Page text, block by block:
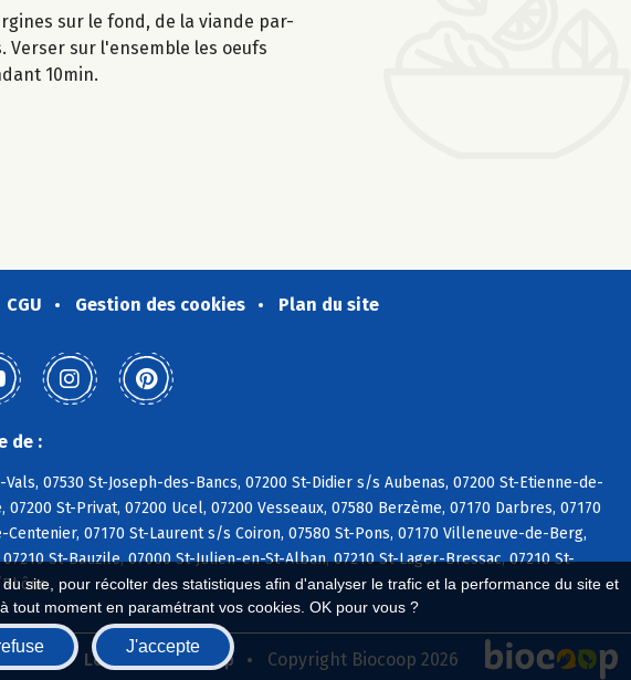
site, pour récolter des statistiques afin d'analyser le trafic et la performance du site et
tout moment en paramétrant vos cookies. OK pour vous ?
J'accepte
sur le fond, de la viande par-
Verser sur l'ensemble les oeufs
10min.
CGU Gestion des cookies Plan du site
de :
07530 St-Joseph-des-Bancs, 07200 St-Didier s/s Aubenas, 07200 St-Etienne-de-
St-Privat, 07200 Ucel, 07200 Vesseaux, 07580 Berzème, 07170 Darbres, 07170
07170 St-Laurent s/s Coiron, 07580 St-Pons, 07170 Villeneuve-de-Berg,
St-Bauzile, 07000 St-Julien-en-St-Alban, 07210 St-Lager-Bressac, 07210 St-
Le réseau Biocoop Copyright Biocoop 2026